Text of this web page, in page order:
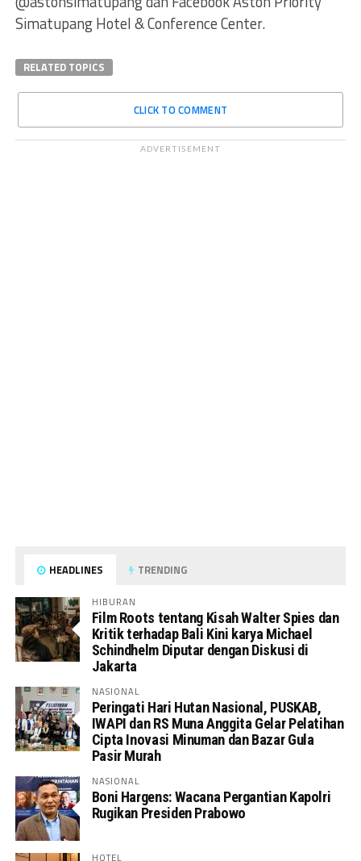
Simatupang Hotel & Conference Center.
RELATED TOPICS
CLICK TO COMMENT
ADVERTISEMENT
HEADLINES TRENDING
HIBURAN
Film Roots tentang Kisah Walter Spies dan
Kritik terhadap Bali Kini karya Michael
Schindhelm Diputar dengan Diskusi di
Jakarta
NASIONAL
Peringati Hari Hutan Nasional, PUSKAB,
IWAPI dan RS Muna Anggita Gelar Pelatihan
Cipta Inovasi Minuman dan Bazar Gula
Pasir Murah
NASIONAL
Boni Hargens: Wacana Pergantian Kapolri
Rugikan Presiden Prabowo
HOTEL